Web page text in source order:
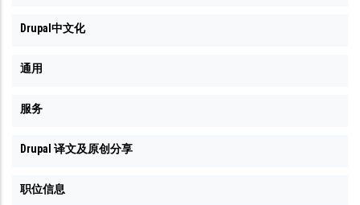
Drupal中文化
通用
服务
Drupal 译文及原创分享
职位信息